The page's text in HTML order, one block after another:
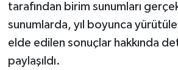
tarafından birim sunumları
sunumlarda, yıl boyunca
elde edilen sonuçlar hakkında
paylaşıldı.